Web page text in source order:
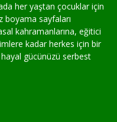
her yaştan çocuklar için
boyama sayfaları
kahramanlarına, eğitici
kadar herkes için bir
hayal gücünüzü serbest